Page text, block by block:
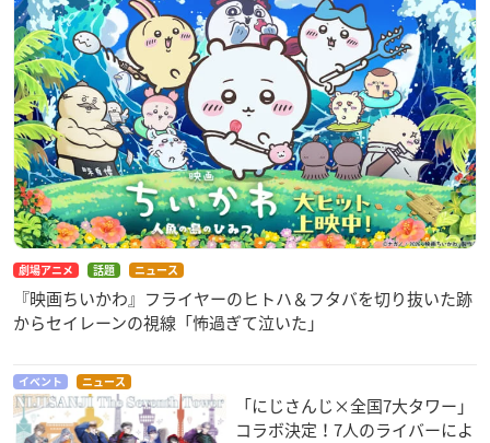
劇場アニメ 話題 ニュース
『映画ちいかわ』フライヤーのヒトハ＆フタバを切り抜いた跡
からセイレーンの視線「怖過ぎて泣いた」
イベント ニュース
「にじさんじ×全国7大タワー」
コラボ決定！7人のライバーによ